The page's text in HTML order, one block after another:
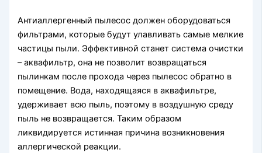
Антиаллергенный пылесос должен оборудоваться
фильтрами, которые будут улавливать самые мелкие
частицы пыли. Эффективной станет система очистки
– аквафильтр, она не позволит возвращаться
пылинкам после прохода через пылесос обратно в
помещение. Вода, находящаяся в аквафильтре,
удерживает всю пыль, поэтому в воздушную среду
пыль не возвращается. Таким образом
ликвидируется истинная причина возникновения
аллергической реакции.